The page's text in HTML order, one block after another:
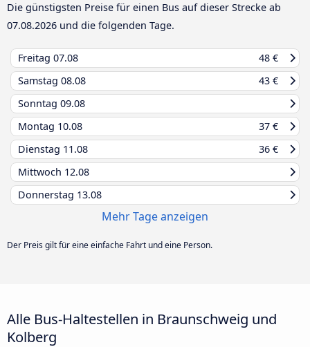
Die günstigsten Preise für einen Bus auf dieser Strecke ab
07.08.2026 und die folgenden Tage.
Freitag 07.08
48 €
Samstag 08.08
43 €
Sonntag 09.08
Montag 10.08
37 €
Dienstag 11.08
36 €
Mittwoch 12.08
Donnerstag 13.08
Mehr Tage anzeigen
Der Preis gilt für eine einfache Fahrt und eine Person.
Alle Bus-Haltestellen in Braunschweig und
Kolberg